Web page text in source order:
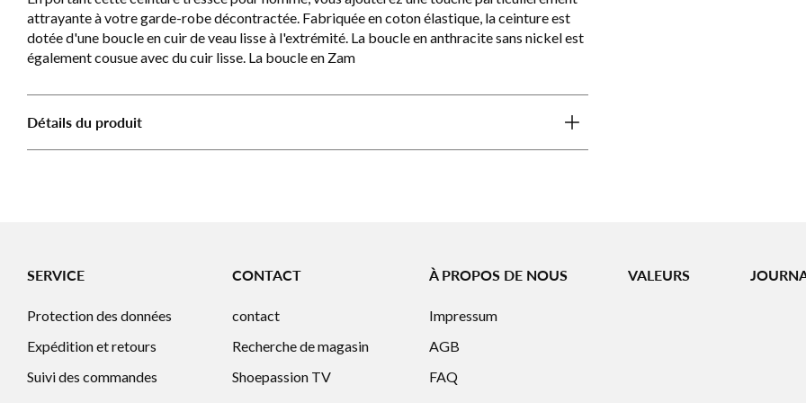
attrayante à votre garde-robe décontractée. Fabriquée en coton élastique, la ceinture est
dotée d'une boucle en cuir de veau lisse à l'extrémité. La boucle en anthracite sans nickel est
également cousue avec du cuir lisse. La boucle en Zam
Détails du produit
SERVICE
Protection des données
Expédition et retours
Suivi des commandes
CONTACT
contact
Recherche de magasin
Shoepassion TV
À PROPOS DE NOUS
Impressum
AGB
FAQ
VALEURS